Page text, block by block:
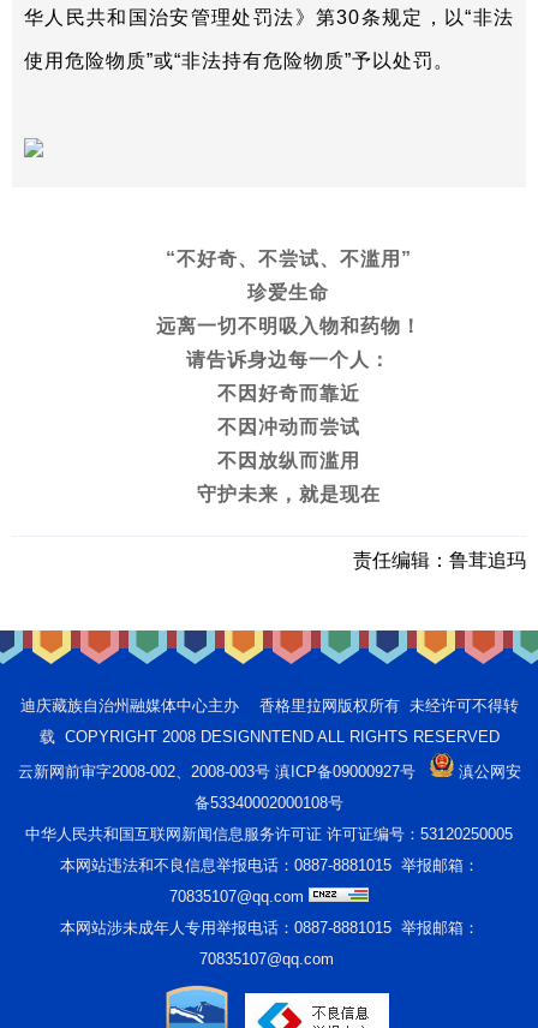
华人民共和国治安管理处罚法》第30条规定，以“非法
使用危险物质”或“非法持有危险物质”予以处罚。
“不好奇、不尝试、不滥用”
珍爱生命
远离一切不明吸入物和药物！
请告诉身边每一个人：
不因好奇而靠近
不因冲动而尝试
不因放纵而滥用
守护未来，就是现在
责任编辑： 鲁茸追玛
迪庆藏族自治州融媒体中心主办 香格里拉网版权所有 未经许可不得转
载 COPYRIGHT 2008 DESIGNNTEND ALL RIGHTS RESERVED
云新网前审字2008-002、2008-003号 滇ICP备09000927号
滇公网安
备53340002000108号
中华人民共和国互联网新闻信息服务许可证 许可证编号：53120250005
本网站违法和不良信息举报电话：0887-8881015 举报邮箱：
70835107@qq.com
本网站涉未成年人专用举报电话：0887-8881015 举报邮箱：
70835107@qq.com